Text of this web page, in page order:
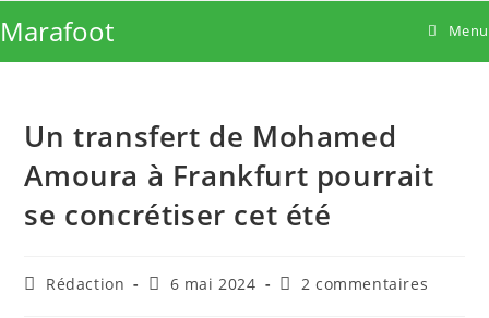
to
content
Marafoot Menu
Un transfert de Mohamed
Amoura à Frankfurt pourrait
se concrétiser cet été
Auteur/autrice
Rédaction
Publication
6 mai 2024
Commentaires
2 commentaires